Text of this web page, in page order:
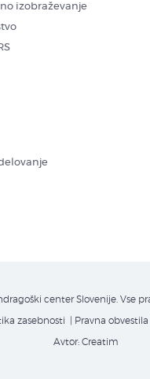
izobraževanje
center Slovenije. Vse
zasebnosti | Pravna obvestila
Avtor: Creatim